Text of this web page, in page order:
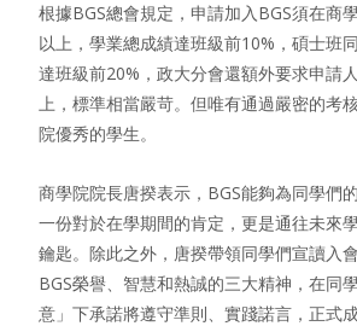
根據BGS總會規定，申請加入BGS須在商
以上，學業總成績達班級前10%，碩士班
達班級前20%，政大分會還額外要求申請
上，標準相當嚴苛。但唯有通過嚴密的考
院優秀的學生。
商學院院長唐揆表示，BGS能夠為同學們
一份對於在學期間的肯定，更是通往未來
鑰匙。除此之外，唐揆帶領同學們宣讀入
BGS榮譽、智慧和熱誠的三大精神，在同
意」下承諾將遵守準則、實踐諾言，正式